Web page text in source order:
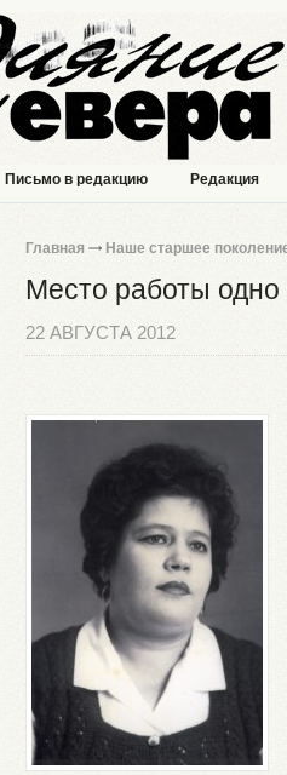
Письмо в редакцию Редакция
Главная Наше старшее
Место работы
22 АВГУСТА 2012